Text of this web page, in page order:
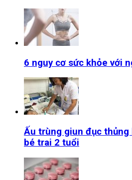
6 nguy cơ sức khỏe với
Ấu trùng giun đục
bé trai 2 tuổi